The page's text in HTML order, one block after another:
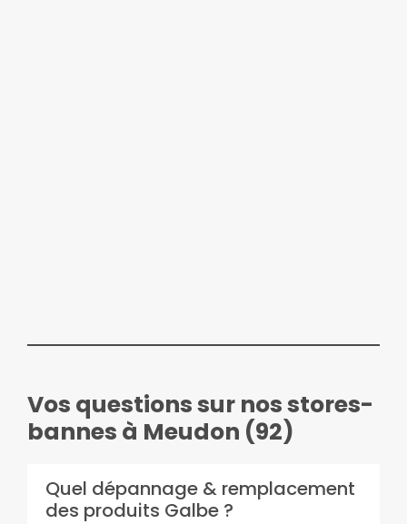
Vos questions sur nos stores-
bannes à Meudon (92)
Quel dépannage & remplacement
des produits Galbe ?